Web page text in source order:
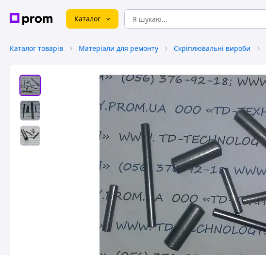
Каталог
Каталог товарів Матеріали для ремонту Скріплювальні вироби